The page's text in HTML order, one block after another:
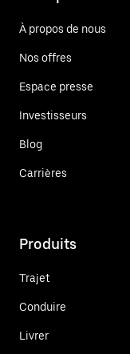
À propos de nous
Nos offres
Espace presse
Investisseurs
Blog
Carrières
Produits
Trajet
Conduire
Livrer